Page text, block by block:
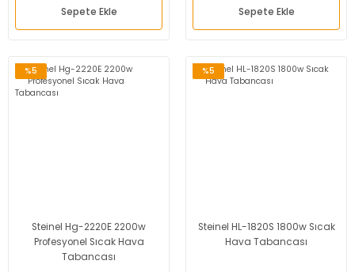
Sepete Ekle Sepete Ekle
%5
Steinel Hg-2220E 2200w
Profesyonel Sıcak Hava
Tabancası
%5
Steinel HL-1820S 1800w Sıcak
Hava Tabancası